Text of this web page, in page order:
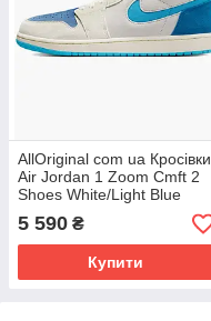
AllOriginal com ua Кросівки
Air Jordan 1 Zoom Cmft 2
Shoes White/Light Blue
DV1307-104 РОЗМІРИ
ЗАПИТУЙТЕ
5 590 ₴
Купити